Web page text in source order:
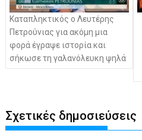
Καταπληκτικός ο Λευτέρης
Πετρούνιας για ακόμη μια
φορά έγραψε ιστορία και
σήκωσε τη γαλανόλευκη ψηλά
Σχετικές δημοσιεύσεις